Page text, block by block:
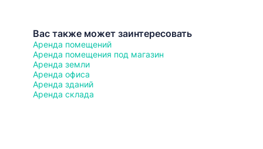
Вас также может заинтересовать
Аренда помещений
Аренда помещения под магазин
Аренда земли
Аренда офиса
Аренда зданий
Аренда склада